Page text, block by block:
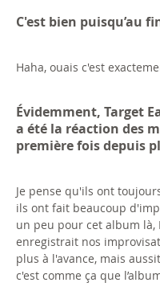
C'est bien puisqu’au
Haha, ouais c'est
Évidemment, Target
a été la réaction des
première fois depuis
Je pense qu'ils ont
ils ont fait beaucoup
un peu pour cet album là,
enregistrait nos
plus à l'avance, mais
c'est comme ça que